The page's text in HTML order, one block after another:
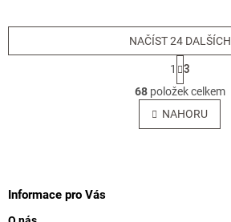
O
v
l
á
NAČÍST 24 DALŠÍCH
S
t
r
á
n
k
1
3
68položek celkem
NAHORU
Informace pro Vás